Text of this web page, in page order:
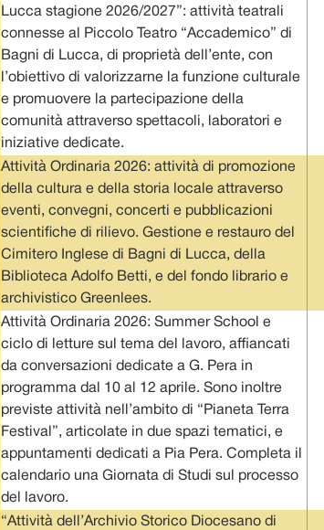
Lucca stagione 2026/2027”: attività teatrali
connesse al Piccolo Teatro “Accademico” di
Bagni di Lucca, di proprietà dell’ente, con
l’obiettivo di valorizzarne la funzione culturale
e promuovere la partecipazione della
comunità attraverso spettacoli, laboratori e
iniziative dedicate.
Attività Ordinaria 2026: attività di promozione
della cultura e della storia locale attraverso
eventi, convegni, concerti e pubblicazioni
scientifiche di rilievo. Gestione e restauro del
Cimitero Inglese di Bagni di Lucca, della
Biblioteca Adolfo Betti, e del fondo librario e
archivistico Greenlees.
Attività Ordinaria 2026: Summer School e
ciclo di letture sul tema del lavoro, affiancati
da conversazioni dedicate a G. Pera in
programma dal 10 al 12 aprile. Sono inoltre
previste attività nell’ambito di “Pianeta Terra
Festival”, articolate in due spazi tematici, e
appuntamenti dedicati a Pia Pera. Completa il
calendario una Giornata di Studi sul processo
del lavoro.
“Attività dell’Archivio Storico Diocesano di